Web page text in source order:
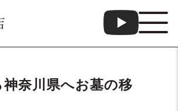
神奈川県へお墓の移